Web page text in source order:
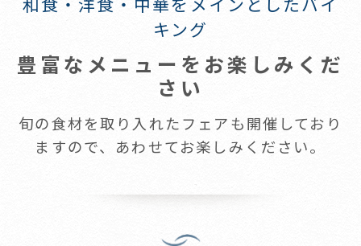
キング
豊富なメニューをお楽しみくだ
さい
旬の食材を取り入れたフェアも開催しており
ますので、あわせてお楽しみください。